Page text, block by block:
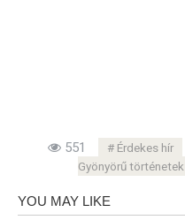
551 Érdekes hír
Gyönyörű történetek